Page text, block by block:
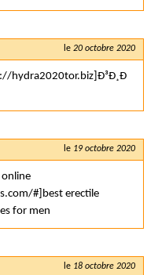
le 20 octobre 2020
hydra2020tor.biz]Ð³Ð¸Ð
le 19 octobre 2020
#]best erectile
for men
le 18 octobre 2020